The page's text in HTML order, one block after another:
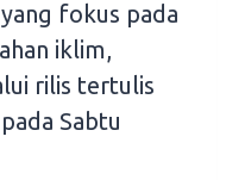
fokus pada
iklim,
rilis tertulis
Sabtu